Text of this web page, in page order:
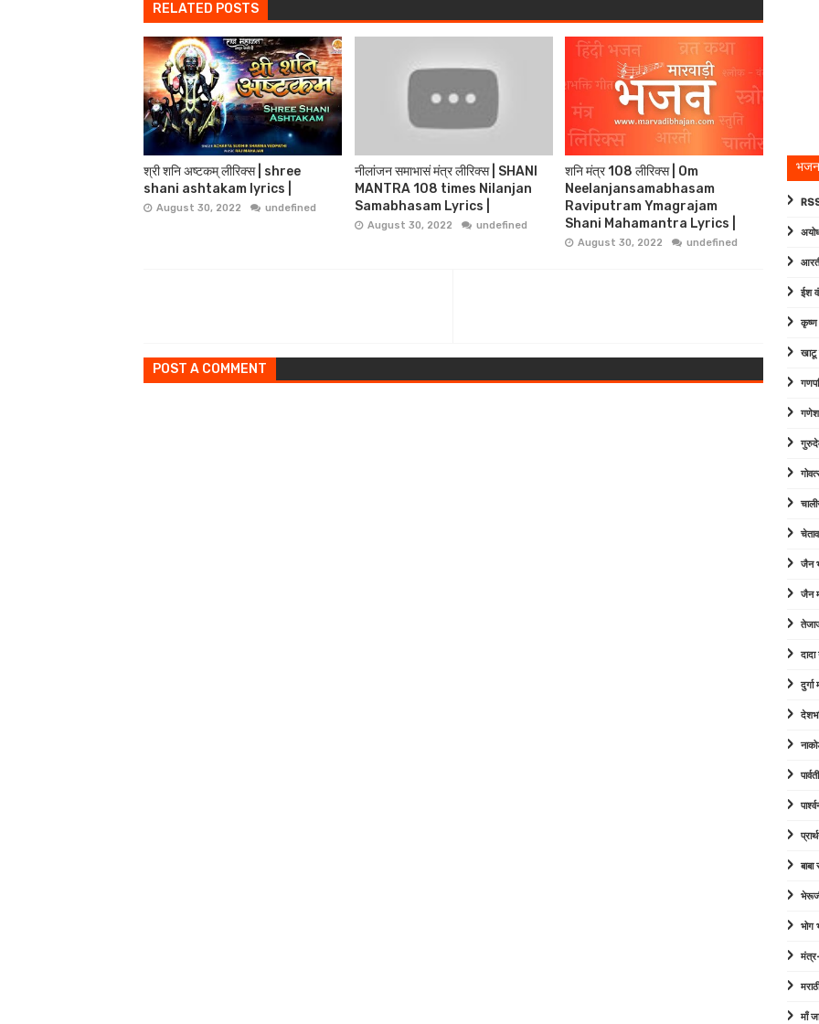
RELATED POSTS
श्री शनि अष्टकम् लीरिक्स | shree
shani ashtakam lyrics |
August 30, 2022 undefined
नीलांजन समाभासं मंत्र लीरिक्स | SHANI
MANTRA 108 times Nilanjan
Samabhasam Lyrics |
August 30, 2022 undefined
शनि मंत्र 108 लीरिक्स | Om
Neelanjansamabhasam
Raviputram Ymagrajam
Shani Mahamantra Lyrics |
August 30, 2022 undefined
POST A COMMENT
ईश
खाटू
जैन
जैन
भोग
माँ